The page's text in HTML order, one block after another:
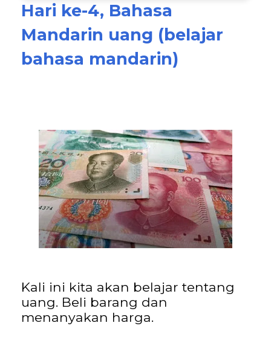
Hari ke-4, Bahasa
Mandarin uang (belajar
bahasa mandarin)
Kali ini kita akan belajar tentang
uang. Beli barang dan
menanyakan harga.